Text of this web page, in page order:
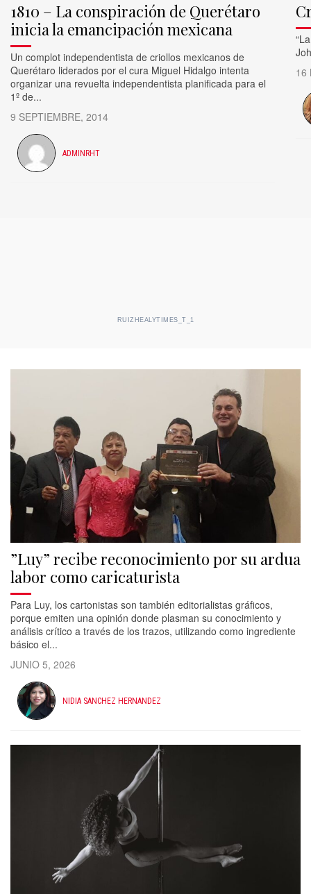
1810 – La conspiración de Querétaro
inicia la emancipación mexicana
Un complot independentista de criollos mexicanos de
Querétaro liderados por el cura Miguel Hidalgo intenta
organizar una revuelta independentista planificada para el
1º de...
9 SEPTIEMBRE, 2014
ADMINRHT
16
RUIZHEALYTIMES_T_1
”Luy” recibe reconocimiento por su ardua
labor como caricaturista
Para Luy, los cartonistas son también editorialistas gráficos,
porque emiten una opinión donde plasman su conocimiento y
análisis crítico a través de los trazos, utilizando como ingrediente
básico el...
JUNIO 5, 2026
NIDIA SANCHEZ HERNANDEZ